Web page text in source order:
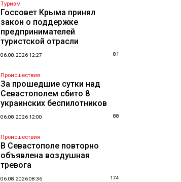
Туризм
Госсовет Крыма принял
закон о поддержке
предпринимателей
туристской отрасли
06.08.2026 12:27 81
Происшествия
За прошедшие сутки над
Севастополем сбито 8
украинских беспилотников
06.08.2026 12:00 88
Происшествия
В Севастополе повторно
объявлена воздушная
тревога
06.08.2026 08:36 174